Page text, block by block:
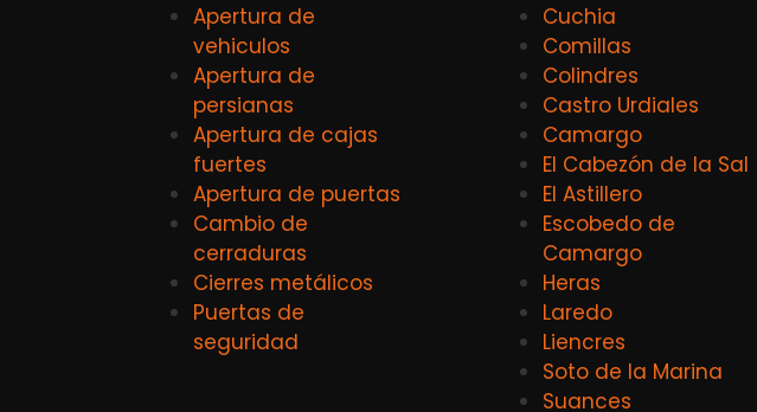
Apertura de
vehiculos
Apertura de
persianas
Apertura de cajas
fuertes
Apertura de puertas
Cambio de
cerraduras
Cierres metálicos
Puertas de
seguridad
Cuchia
Comillas
Colindres
Castro Urdiales
Camargo
El Cabezón de la Sal
El Astillero
Escobedo de
Camargo
Heras
Laredo
Liencres
Soto de la Marina
Suances